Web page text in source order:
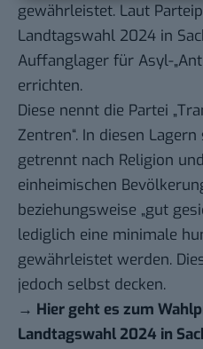
gewährleistet. Laut
Landtagswahl 2024 in
Auffanglager für Asyl-
errichten.
Diese nennt die Partei
Zentren“. In diesen
getrennt nach Religion
einheimischen
beziehungsweise „gut
lediglich eine minimale
gewährleistet werden.
jedoch selbst decken.
→ Hier geht es zum
Landtagswahl 2024 in